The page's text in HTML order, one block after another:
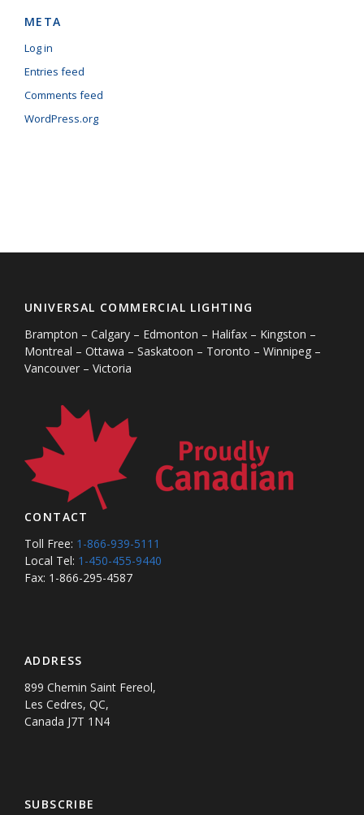
META
Log in
Entries feed
Comments feed
WordPress.org
UNIVERSAL COMMERCIAL LIGHTING
Brampton – Calgary – Edmonton – Halifax – Kingston –
Montreal – Ottawa – Saskatoon – Toronto – Winnipeg –
Vancouver – Victoria
CONTACT
Toll Free: 1-866-939-5111
Local Tel: 1-450-455-9440
Fax: 1-866-295-4587
ADDRESS
899 Chemin Saint Fereol,
Les Cedres, QC,
Canada J7T 1N4
SUBSCRIBE